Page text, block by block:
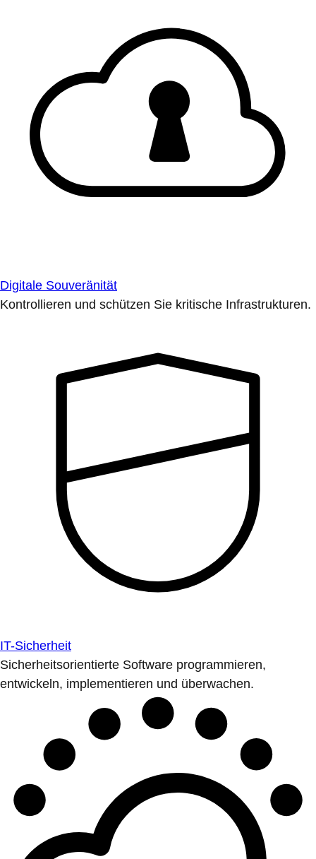
Digitale Souveränität
Kontrollieren und schützen Sie kritische Infrastrukturen.
IT-Sicherheit
Sicherheitsorientierte Software programmieren,
entwickeln, implementieren und überwachen.